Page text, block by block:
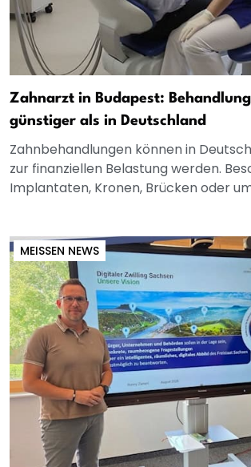
Zahnarzt in Budapest:
günstiger als in Deutschland
Zahnbehandlungen können in
zur finanziellen Belastung werden.
Implantaten, Kronen, Brücken oder
MEISSEN NEWS